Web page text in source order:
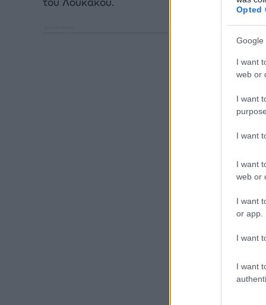
Opted
Google
I want
web or
I want
I want
I want
web or
I want
or app.
I want
I want